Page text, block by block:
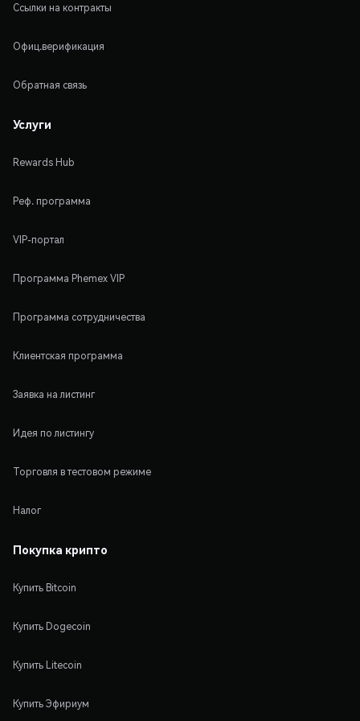
Ссылки на контракты
Офиц.верификация
Обратная связь
Услуги
Rewards Hub
Реф. программа
VIP-портал
Программа Phemex VIP
Программа сотрудничества
Клиентская программа
Заявка на листинг
Идея по листингу
Торговля в тестовом режиме
Налог
Покупка крипто
Купить Bitcoin
Купить Dogecoin
Купить Litecoin
Купить Эфириум